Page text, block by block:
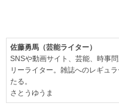
佐藤勇馬（芸能ライター）
SNSや動画サイト、芸能、時事
リーライター。雑誌へのレギュ
たる。
さとうゆうま